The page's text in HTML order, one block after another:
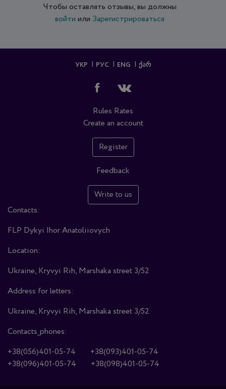
Чтобы оставлять отзывы, вы должны
войти или Зарегистрироваться
УКР РУС ENG ᲥᲐᲠ
Rules Rates
Create an account
Register
Feedback
Write to us
Contacts:
FLP Dykyi Ihor Anatoliiovych
Location:
Ukraine, Kryvyi Rih, Marshaka street 3/52
Address for letters:
Ukraine, Kryvyi Rih, Marshaka street 3/52
Contacts_phones:
+38(056)401-05-74
+38(093)401-05-74
+38(096)401-05-74
+38(098)401-05-74